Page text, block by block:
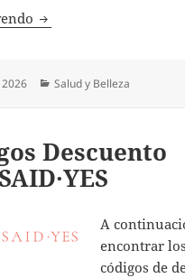
Código Descuento
Categorías
Salud y Belleza
Descuento
A
encontrar
códigos de